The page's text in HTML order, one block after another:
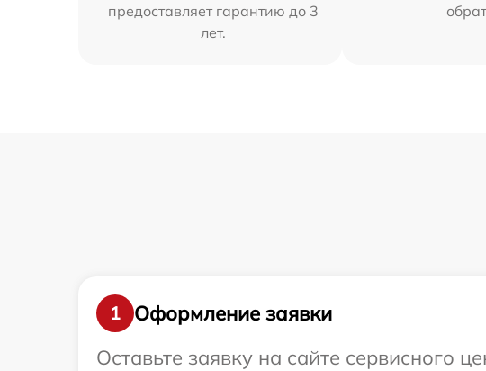
предоставляет гарантию до 3
лет.
1
Оформление заявки
Оставьте заявку на сайте сервисного